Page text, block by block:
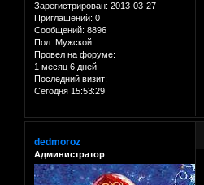
Зарегистрирован: 2013-03-27
Приглашений: 0
Сообщений: 8896
Пол: Мужской
Провел на форуме:
1 месяц 6 дней
Последний визит:
Сегодня 15:53:29
dedmoroz
Администратор